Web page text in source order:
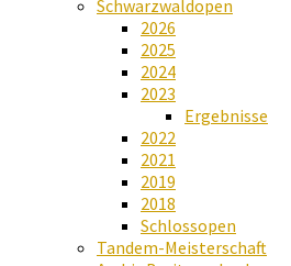
Schwarzwaldopen
2026
2025
2024
2023
Ergebnisse
2022
2021
2019
2018
Schlossopen
Tandem-Meisterschaft